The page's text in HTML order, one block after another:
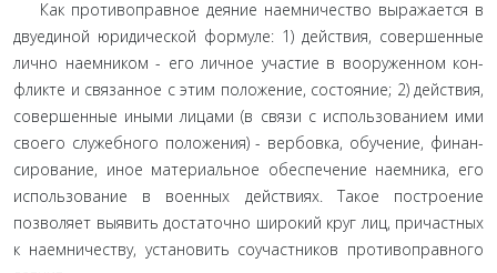
Как противоправное деяние наемничество выражается в
двуединой юридической формуле: 1) действия, совершенные
лично наемником - его личное участие в вооруженном кон­
фликте и связанное с этим положение, состояние; 2) действия,
совершенные иными лицами (в связи с использованием ими
своего служебного положения) - вербовка, обучение, финан­
сирование, иное материальное обеспечение наемника, его
ис­пользование в военных действиях. Такое построение
позволяет выявить достаточно широкий круг лиц, причастных
к наемни­честву, установить соучастников противоправного